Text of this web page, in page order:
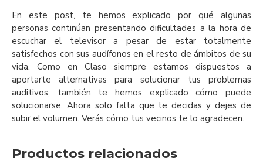
En este post, te hemos explicado por qué algunas
personas continúan presentando dificultades a la hora de
escuchar el televisor a pesar de estar totalmente
satisfechos con sus audífonos en el resto de ámbitos de su
vida. Como en Claso siempre estamos dispuestos a
aportarte alternativas para solucionar tus problemas
auditivos, también te hemos explicado cómo puede
solucionarse. Ahora solo falta que te decidas y dejes de
subir el volumen. Verás cómo tus vecinos te lo agradecen.
Productos relacionados